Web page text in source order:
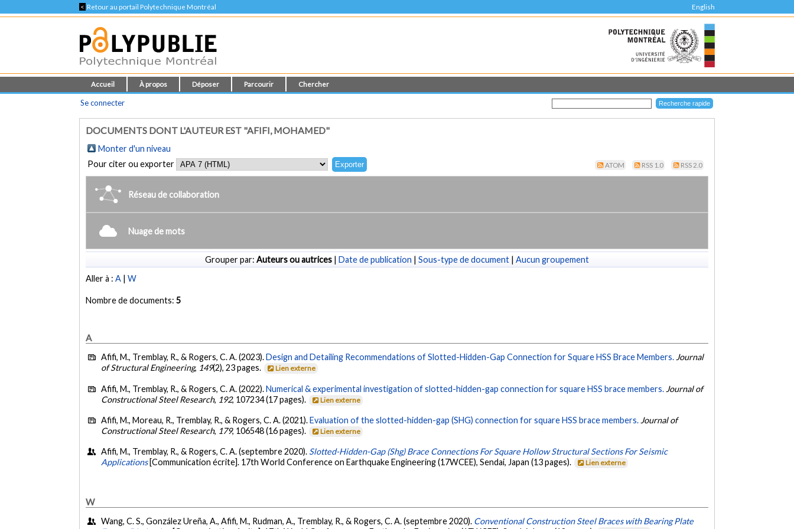
< Retour au portail Polytechnique Montréal English
Accueil À propos Déposer Parcourir Chercher
Se connecter
DOCUMENTS DONT L'AUTEUR EST "AFIFI, MOHAMED"
Monter d'un niveau
Pour citer ou exporter
ATOM RSS 1.0 RSS 2.0
Réseau de collaboration
Nuage de mots
Grouper par: Auteurs ou autrices | Date de publication | Sous-type de document | Aucun groupement
Aller à :A |W
Nombre de documents:5
A
Afifi, M., Tremblay, R., & Rogers, C. A. (2023).Design and Detailing Recommendations of Slotted-Hidden-Gap Connection for Square HSS Brace Members. Journal
of Structural Engineering, 149(2), 23 pages. Lien externe
Afifi, M., Tremblay, R., & Rogers, C. A. (2022).Numerical & experimental investigation of slotted-hidden-gap connection for square HSS brace members. Journal of
Constructional Steel Research, 192, 107234 (17 pages). Lien externe
Afifi, M., Moreau, R., Tremblay, R., & Rogers, C. A. (2021).Evaluation of the slotted-hidden-gap (SHG) connection for square HSS brace members. Journal of
Constructional Steel Research, 179, 106548 (16 pages). Lien externe
Afifi, M., Tremblay, R., & Rogers, C. A. (septembre 2020). Slotted-Hidden-Gap (Shg) Brace Connections For Square Hollow Structural Sections For Seismic
Applications [Communication écrite]. 17th World Conference on Earthquake Engineering (17WCEE), Sendai, Japan (13 pages). Lien externe
W
Wang, C. S., González Ureña, A., Afifi, M., Rudman, A., Tremblay, R., & Rogers, C. A. (septembre 2020). Conventional Construction Steel Braces with Bearing Plate